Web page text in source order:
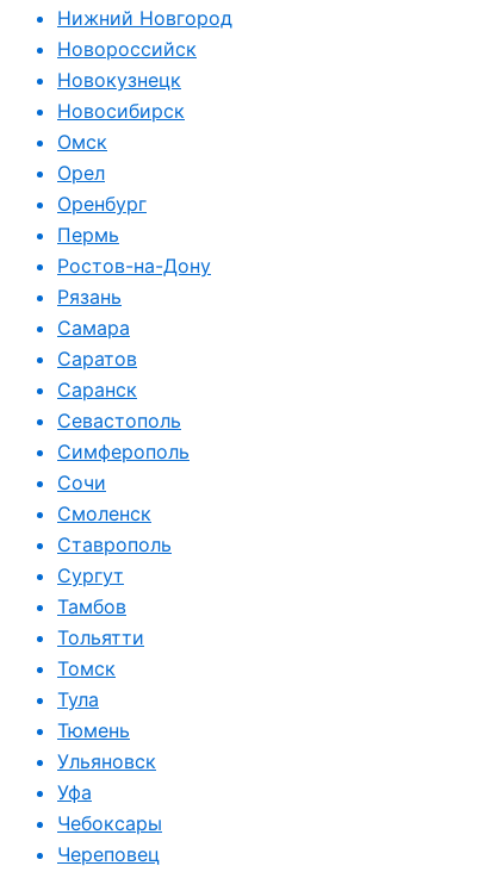
Нижний Новгород
Новороссийск
Новокузнецк
Новосибирск
Омск
Орел
Оренбург
Пермь
Ростов-на-Дону
Рязань
Самара
Саратов
Саранск
Севастополь
Симферополь
Сочи
Смоленск
Ставрополь
Сургут
Тамбов
Тольятти
Томск
Тула
Тюмень
Ульяновск
Уфа
Чебоксары
Череповец